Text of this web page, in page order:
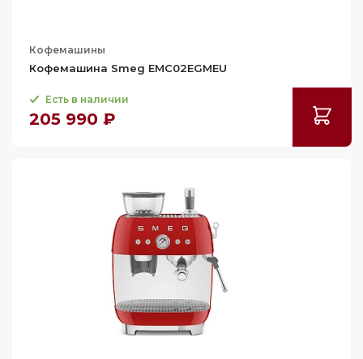
Кофемашины
Кофемашина Smeg EMC02EGMEU
Есть в наличии
205 990 ₽